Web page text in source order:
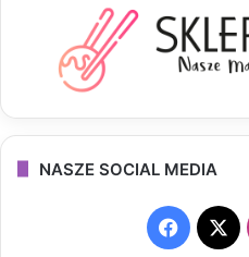
NASZE SOCIAL MEDIA
F
X